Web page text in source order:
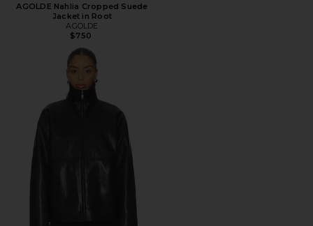
AGOLDE Nahlia Cropped Suede
Jacket in Root
AGOLDE
$750